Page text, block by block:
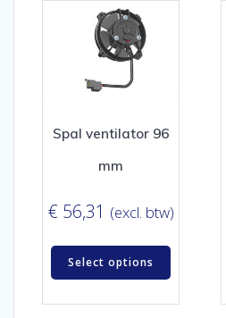
Spal ventilator 96
mm
€ 56,31 (excl. btw)
Select options